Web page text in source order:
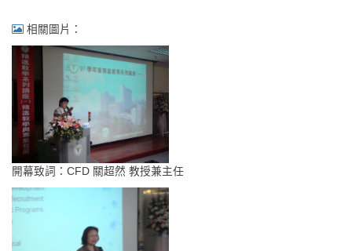
相關圖片：
開幕致詞：CFD 關超然 教授兼主任